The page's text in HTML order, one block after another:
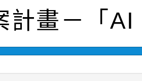
請貴機關(學校)
第1學期第7次
結果(第2招)】
計畫－「AI